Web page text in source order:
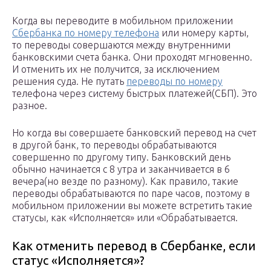
Когда вы переводите в мобильном приложении
Сбербанка по номеру телефона или номеру карты,
то переводы совершаются между внутренними
банковскими счета банка. Они проходят мгновенно.
И отменить их не получится, за исключением
решения суда. Не путать переводы по номеру
телефона через систему быстрых платежей(СБП). Это
разное.
Но когда вы совершаете банковский перевод на счет
в другой банк, то переводы обрабатываются
совершенно по другому типу. Банковский день
обычно начинается с 8 утра и заканчивается в 6
вечера(но везде по разному). Как правило, такие
переводы обрабатываются по паре часов, поэтому в
мобильном приложении вы можете встретить такие
статусы, как «Исполняется» или «Обрабатывается.
Как отменить перевод в Сбербанке, если
статус «Исполняется»?